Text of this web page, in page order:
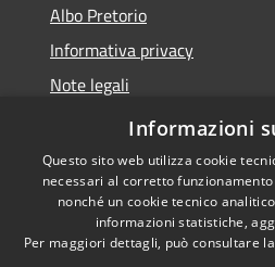
Albo Pretorio
Informativa privacy
Note legali
Dichiarazione di accessibilità
Accessibilità
Informazioni
Questo sito web utilizza cookie
necessari al corretto
nonché un cookie tecnico
informazioni statistiche,
Per maggiori dettagli, può consultare